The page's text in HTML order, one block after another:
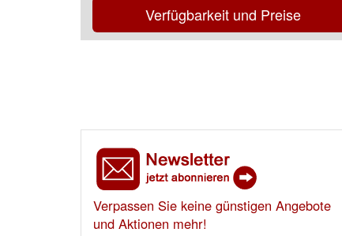
Verfügbarkeit und Preise
Verpassen Sie keine günstigen Angebote
und Aktionen mehr!